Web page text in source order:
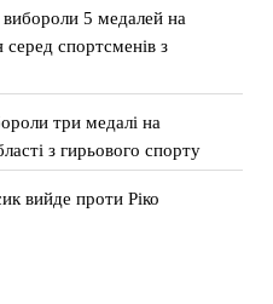
5 медалей на
серед спортсменів з
три медалі на
з гирьового спорту
вийде проти Ріко